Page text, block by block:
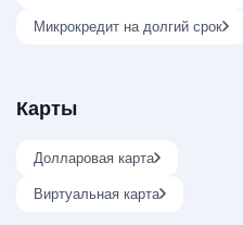
Микрокредит на долгий срок
Карты
Долларовая карта
Виртуальная карта